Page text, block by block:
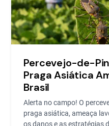
Percevejo-de-
Praga Asiática
Brasil
Alerta no campo! O
praga asiática, ameaça
os danos e as estratégias